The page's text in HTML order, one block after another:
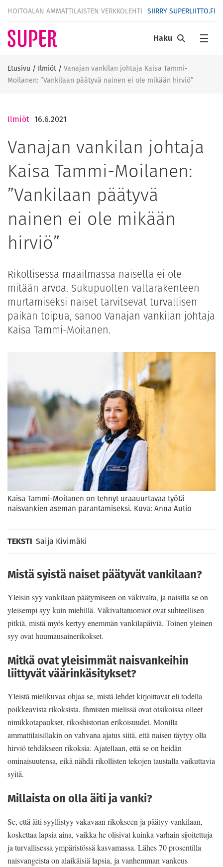
HOITOALAN AMMATTILAISTEN VERKKOLEHTI SIIRRY SUPERLIITTO.FI
Haku
Etusivu / Ilmiöt / Vanajan vankilan johtaja Kaisa Tammi-
Moilanen: ”Vankilaan päätyvä nainen ei ole mikään hirviö”
Ilmiöt 16.6.2021
Vanajan vankilan johtaja
Kaisa Tammi-Moilanen:
”Vankilaan päätyvä
nainen ei ole mikään
hirviö”
Rikollisessa maailmassa naisella ei ole
mitään arvoa. Sukupuolten valtarakenteen
murtamiseksi naiset tarvitsevat turvallisen
paikan toipua, sanoo Vanajan vankilan johtaja
Kaisa Tammi-Moilanen.
Kaisa Tammi-Moilanen on tehnyt uraauurtavaa työtä
naisvankien aseman parantamiseksi. Kuva: Anna Autio
TEKSTI Saija Kivimäki
Mistä syistä naiset päätyvät vankilaan?
Yleisin syy vankilaan päätymiseen on väkivalta, ja naisilla se on
yleisempi syy kuin miehillä. Väkivaltatuomiot ovat suhteellisen
pitkiä, mistä myös kertyy enemmän vankilapäiviä. Toinen yleinen
syy ovat huumausainerikokset.
Mitkä ovat yleisimmät naisvankeihin
liittyvät väärinkäsitykset?
Yleistä mielikuvaa ohjaa se, mistä lehdet kirjoittavat eli todella
poikkeavista rikoksista. Ihmisten mielissä ovat otsikoissa olleet
nimikkotapaukset, rikoshistorian erikoisuudet. Monilla
ammattilaisillakin on vahvana ajatus siitä, että naisen täytyy olla
hirviö tehdäkseen rikoksia. Ajatellaan, että se on heidän
ominaisuutensa, eikä nähdä rikollisten tekojen taustalla vaikuttavia
syitä.
Millaista on olla äiti ja vanki?
Se, että äiti syyllistyy vakavaan rikokseen ja päätyy vankilaan,
koskettaa lapsia aina, vaikka he olisivat kuinka varhain sijoitettuja
ja turvallisessa ympäristössä kasvamassa. Lähes 70 prosentilla
naisvangeista on alaikäisiä lapsia, ja vanhemman vankeus